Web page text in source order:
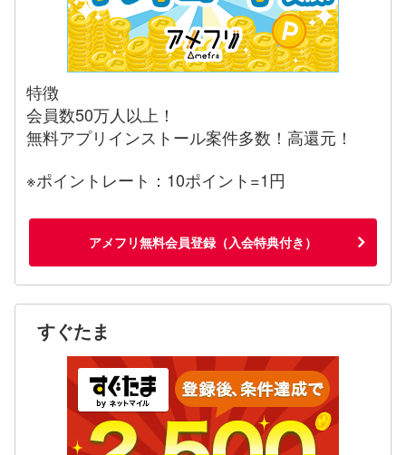
特徴
会員数50万人以上！
無料アプリインストール案件多数！高還元！
※ポイントレート：10ポイント=1円
アメフリ無料会員登録（入会特典付き）
すぐたま